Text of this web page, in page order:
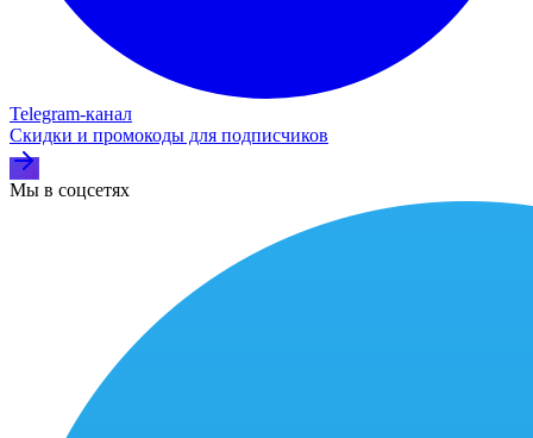
Telegram‑канал
Скидки и промокоды для подписчиков
Мы в соцсетях